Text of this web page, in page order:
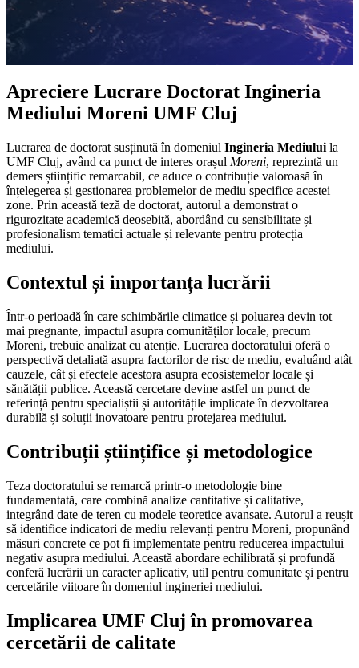
Apreciere Lucrare Doctorat Ingineria
Mediului Moreni UMF Cluj
Lucrarea de doctorat susținută în domeniul Ingineria Mediului la
UMF Cluj, având ca punct de interes orașul Moreni, reprezintă un
demers științific remarcabil, ce aduce o contribuție valoroasă în
înțelegerea și gestionarea problemelor de mediu specifice acestei
zone. Prin această teză de doctorat, autorul a demonstrat o
rigurozitate academică deosebită, abordând cu sensibilitate și
profesionalism tematici actuale și relevante pentru protecția
mediului.
Contextul și importanța lucrării
Într-o perioadă în care schimbările climatice și poluarea devin tot
mai pregnante, impactul asupra comunităților locale, precum
Moreni, trebuie analizat cu atenție. Lucrarea doctoratului oferă o
perspectivă detaliată asupra factorilor de risc de mediu, evaluând atât
cauzele, cât și efectele acestora asupra ecosistemelor locale și
sănătății publice. Această cercetare devine astfel un punct de
referință pentru specialiștii și autoritățile implicate în dezvoltarea
durabilă și soluții inovatoare pentru protejarea mediului.
Contribuții științifice și metodologice
Teza doctoratului se remarcă printr-o metodologie bine
fundamentată, care combină analize cantitative și calitative,
integrând date de teren cu modele teoretice avansate. Autorul a reușit
să identifice indicatori de mediu relevanți pentru Moreni, propunând
măsuri concrete ce pot fi implementate pentru reducerea impactului
negativ asupra mediului. Această abordare echilibrată și profundă
conferă lucrării un caracter aplicativ, util pentru comunitate și pentru
cercetările viitoare în domeniul ingineriei mediului.
Implicarea UMF Cluj în promovarea
cercetării de calitate